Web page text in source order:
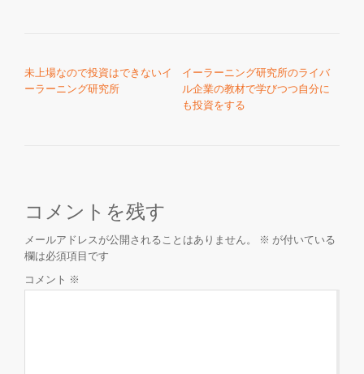
未上場なので投資はできないイ
ーラーニング研究所
イーラーニング研究所のライバ
ル企業の教材で学びつつ自分に
も投資をする
コメントを残す
メールアドレスが公開されることはありません。 ※ が付いている
欄は必須項目です
コメント ※